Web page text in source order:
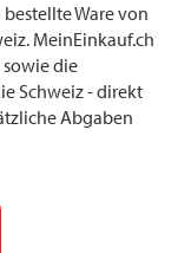
Ware von
MeinEinkauf.ch
die
Schweiz - direkt
Abgaben